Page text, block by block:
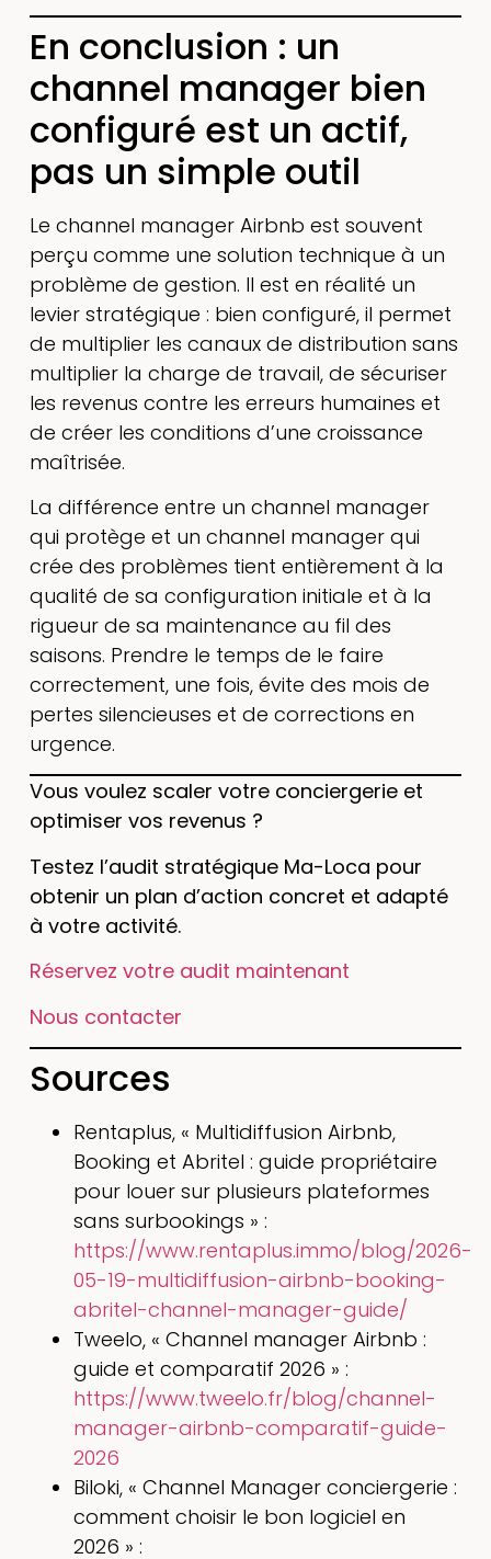
En conclusion : un
channel manager bien
configuré est un actif,
pas un simple outil
Le channel manager Airbnb est souvent
perçu comme une solution technique à un
problème de gestion. Il est en réalité un
levier stratégique : bien configuré, il permet
de multiplier les canaux de distribution sans
multiplier la charge de travail, de sécuriser
les revenus contre les erreurs humaines et
de créer les conditions d’une croissance
maîtrisée.
La différence entre un channel manager
qui protège et un channel manager qui
crée des problèmes tient entièrement à la
qualité de sa configuration initiale et à la
rigueur de sa maintenance au fil des
saisons. Prendre le temps de le faire
correctement, une fois, évite des mois de
pertes silencieuses et de corrections en
urgence.
Vous voulez scaler votre conciergerie et
optimiser vos revenus ?
Testez l’audit stratégique Ma-Loca pour
obtenir un plan d’action concret et adapté
à votre activité.
Réservez votre audit maintenant
Nous contacter
Sources
Rentaplus, « Multidiffusion Airbnb,
Booking et Abritel : guide propriétaire
pour louer sur plusieurs plateformes
sans surbookings » :
https://www.rentaplus.immo/blog/2026-
05-19-multidiffusion-airbnb-booking-
abritel-channel-manager-guide/
Tweelo, « Channel manager Airbnb :
guide et comparatif 2026 » :
https://www.tweelo.fr/blog/channel-
manager-airbnb-comparatif-guide-
2026
Biloki, « Channel Manager conciergerie :
comment choisir le bon logiciel en
2026 » :